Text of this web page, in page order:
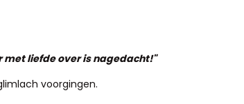
met liefde over is nagedacht!"
voorgingen.